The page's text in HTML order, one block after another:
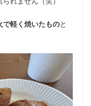
で軽く焼いたものと